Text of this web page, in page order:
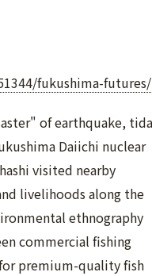
fukushima-futures/
of earthquake,
Daiichi nuclear
visited nearby
livelihoods along the
ethnography
commercial fishing
premium-quality fish